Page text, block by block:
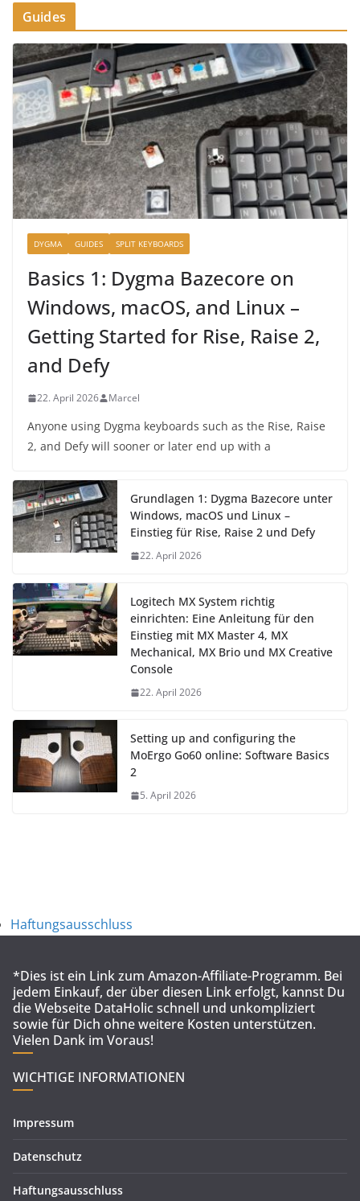
Guides
DYGMA GUIDES SPLIT KEYBOARDS
Basics 1: Dygma Bazecore on
Windows, macOS, and Linux –
Getting Started for Rise, Raise 2,
and Defy
22. April 2026 Marcel
Anyone using Dygma keyboards such as the Rise, Raise
2, and Defy will sooner or later end up with a
Grundlagen 1: Dygma Bazecore unter
Windows, macOS und Linux –
Einstieg für Rise, Raise 2 und Defy
22. April 2026
Logitech MX System richtig
einrichten: Eine Anleitung für den
Einstieg mit MX Master 4, MX
Mechanical, MX Brio und MX Creative
Console
22. April 2026
Setting up and configuring the
MoErgo Go60 online: Software Basics
2
5. April 2026
Haftungsausschluss
*Dies ist ein Link zum Amazon-Affiliate-Programm. Bei
jedem Einkauf, der über diesen Link erfolgt, kannst Du
die Webseite DataHolic schnell und unkompliziert
sowie für Dich ohne weitere Kosten unterstützen.
Vielen Dank im Voraus!
WICHTIGE INFORMATIONEN
Impressum
Datenschutz
Haftungsausschluss